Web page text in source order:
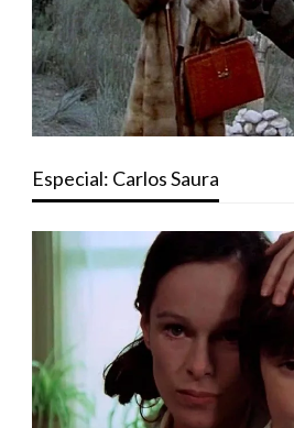
Especial: Carlos Saura